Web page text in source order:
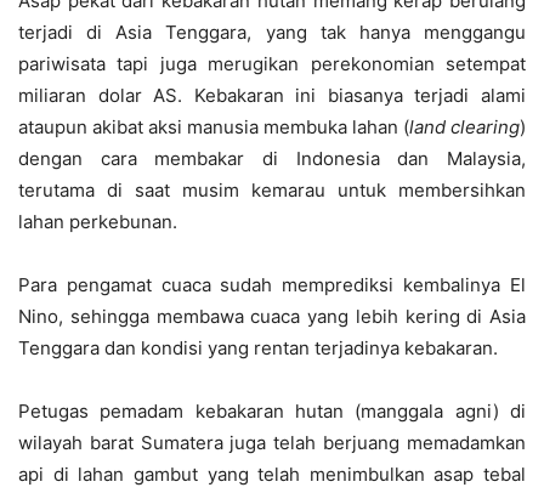
terjadi di Asia Tenggara, yang tak hanya menggangu
pariwisata tapi juga merugikan perekonomian setempat
miliaran dolar AS. Kebakaran ini biasanya terjadi alami
ataupun akibat aksi manusia membuka lahan (land clearing)
dengan cara membakar di Indonesia dan Malaysia,
terutama di saat musim kemarau untuk membersihkan
lahan perkebunan.
Para pengamat cuaca sudah memprediksi kembalinya El
Nino, sehingga membawa cuaca yang lebih kering di Asia
Tenggara dan kondisi yang rentan terjadinya kebakaran.
Petugas pemadam kebakaran hutan (manggala agni) di
wilayah barat Sumatera juga telah berjuang memadamkan
api di lahan gambut yang telah menimbulkan asap tebal